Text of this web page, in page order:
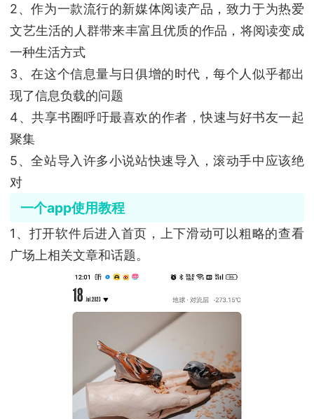
2、作为一款流行的新媒体阅读产品，致力于为热爱
文艺生活的人群带来丰富且优质的作品，将阅读变成
一种生活方式
3、在这个信息量与日俱增的时代，每个人似乎都出
现了信息负载的问题
4、共享书圈呼吁最喜欢的作者，快速与好书友一起
聚集
5、全站导入许多小说站快速导入，滚动手中应该绝
对
一个app使用教程
1、打开软件后进入首页，上下滑动可以粗略的查看
广场上相关文章和话题。